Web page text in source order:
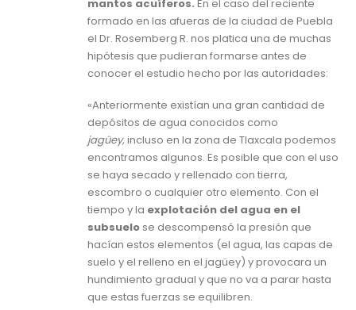
mantos acuíferos. En el caso del reciente
formado en las afueras de la ciudad de Puebla
el Dr. Rosemberg R. nos platica una de muchas
hipótesis que pudieran formarse antes de
conocer el estudio hecho por las autoridades:
«Anteriormente existían una gran cantidad de
depósitos de agua conocidos como
jagüey,incluso en la zona de Tlaxcala podemos
encontramos algunos. Es posible que con el uso
se haya secado y rellenado con tierra,
escombro o cualquier otro elemento. Con el
tiempo y la explotación del agua en el
subsuelo se descompensó la presión que
hacían estos elementos (el agua, las capas de
suelo y el relleno en el jagüey) y provocara un
hundimiento gradual y que no va a parar hasta
que estas fuerzas se equilibren.